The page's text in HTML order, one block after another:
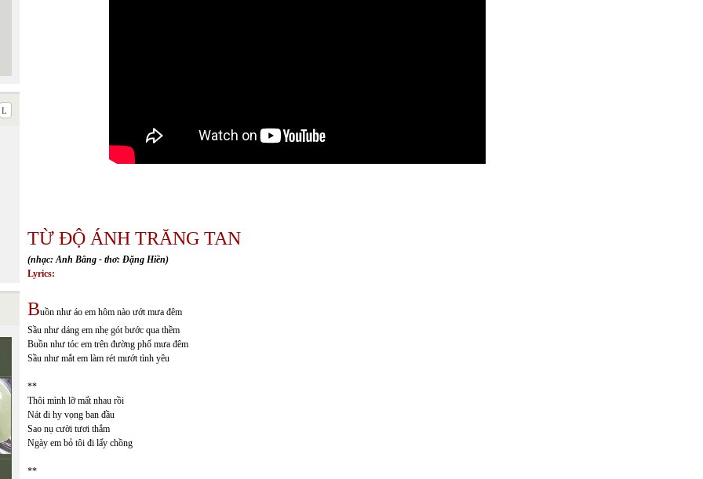
TỪ ĐỘ ÁNH TRĂNG TAN
(nhạc: Anh Bằng - thơ: Đặng Hiền)
Lyrics:
Buồn như áo em hôm nào ướt mưa đêm
Sầu như dáng em nhẹ gót bước qua thềm
Buồn như tóc em trên đường phố mưa đêm
Sầu như mắt em làm rét mướt tình yêu
**
Thôi mình lỡ mất nhau rồi
Nát đi hy vọng ban đầu
Sao nụ cười tươi thắm
Ngày em bỏ tôi đi lấy chồng
**